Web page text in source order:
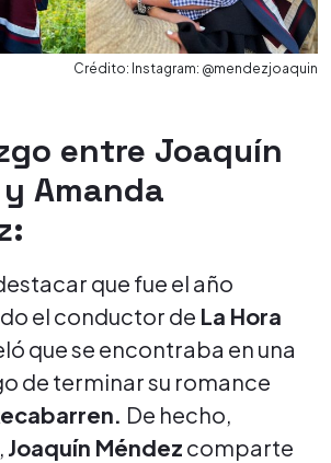
Crédito: Instagram: @mendezjoaquin
entre Joaquín
Amanda
que fue el año
el conductor de La Hora
que se encontraba en una
de terminar su romance
De hecho,
Joaquín Méndez comparte